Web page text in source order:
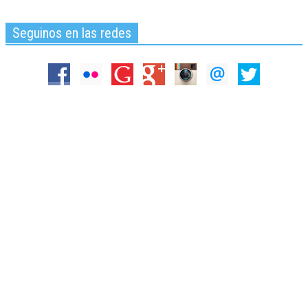
Seguinos en las redes